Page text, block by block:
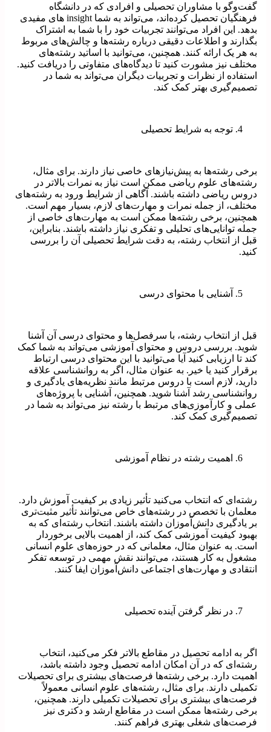
گفت‌وگو با مشاوران تحصیلی و افرادی که در دانشگاه
فرهنگیان تحصیل کرده‌اند، می‌تواند به شما insight های مفیدی
بدهد. این افراد می‌توانند تجربیات خود را با شما به اشتراک
بگذارند و اطلاعات دقیقی درباره رشته‌ها و چالش‌های مربوط
به هر یک ارائه کنند. همچنین، می‌توانید با اساتید رشته‌های
مختلف نیز مشورت کنید تا دیدگاه‌های متفاوتی را دریافت کنید.
استفاده از نظرات و تجربیات دیگران می‌تواند به شما در
تصمیم‌گیری بهتر کمک کند.
توجه به شرایط تحصیلی
برخی رشته‌ها به پیش‌نیازهای خاصی نیاز دارند. برای مثال،
رشته‌های علوم ریاضی ممکن است نیاز به نمرات بالاتر در
دروس ریاضی داشته باشند. آگاهی از شرایط ورود به رشته‌های
مختلف، از جمله نمرات و مهارت‌های لازم، بسیار مهم است.
همچنین، برخی رشته‌ها ممکن است به مهارت‌های خاصی از
جمله توانایی‌های تحلیلی و تفکری نیاز داشته باشند. بنابراین،
قبل از انتخاب رشته، به دقت شرایط تحصیلی آن را بررسی
کنید.
آشنایی با محتوای درسی
قبل از انتخاب رشته، با سرفصل‌ها و محتوای درسی آن آشنا
شوید. بررسی دروس و محتوای آموزشی می‌تواند به شما کمک
کند تا ارزیابی کنید آیا می‌توانید با این محتوای درسی ارتباط
برقرار کنید یا خیر. به عنوان مثال، اگر به روانشناسی علاقه
دارید، لازم است با دروس مرتبط مانند نظریه‌های یادگیری و
روانشناسی رشد آشنا شوید. همچنین، آشنایی با پروژه‌های
عملی و کارآموزی‌های مرتبط با رشته نیز می‌تواند به شما در
تصمیم‌گیری کمک کند.
اهمیت رشته در نظام آموزشی
رشته‌ای که انتخاب می‌کنید تأثیر زیادی بر کیفیت آموزش دارد.
معلمان با تخصص در رشته‌های خاص می‌توانند تأثیر مثبت‌تری
بر یادگیری دانش‌آموزان داشته باشند. انتخاب رشته‌ای که به
بهبود کیفیت آموزشی کمک کند، از اهمیت بالایی برخوردار
است. به عنوان مثال، معلمانی که در حوزه‌های علوم انسانی
مشغول به کار هستند، می‌توانند نقش مهمی در توسعه تفکر
انتقادی و مهارت‌های اجتماعی دانش‌آموزان ایفا کنند.
در نظر گرفتن آینده تحصیلی
اگر به ادامه تحصیل در مقاطع بالاتر فکر می‌کنید، انتخاب
رشته‌ای که در آن امکان ادامه تحصیل وجود داشته باشد،
اهمیت دارد. برخی رشته‌ها فرصت‌های بیشتری برای تحصیلات
تکمیلی دارند. برای مثال، رشته‌های علوم انسانی معمولاً
فرصت‌های بیشتری برای تحصیلات تکمیلی دارند. همچنین،
برخی رشته‌ها ممکن است در مقاطع ارشد و دکتری نیز
فرصت‌های شغلی بهتری فراهم کنند.